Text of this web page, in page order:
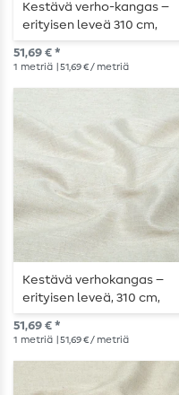
Kestävä verho-kangas –
erityisen leveä 310 cm,
ecru-värinen,
marmorikuvioinen
51,69 € *
1 metriä | 51,69 € / metriä
Kestävä verhokangas –
erityisen leveä, 310 cm,
luonnollisessa melange-
värissä
51,69 € *
1 metriä | 51,69 € / metriä